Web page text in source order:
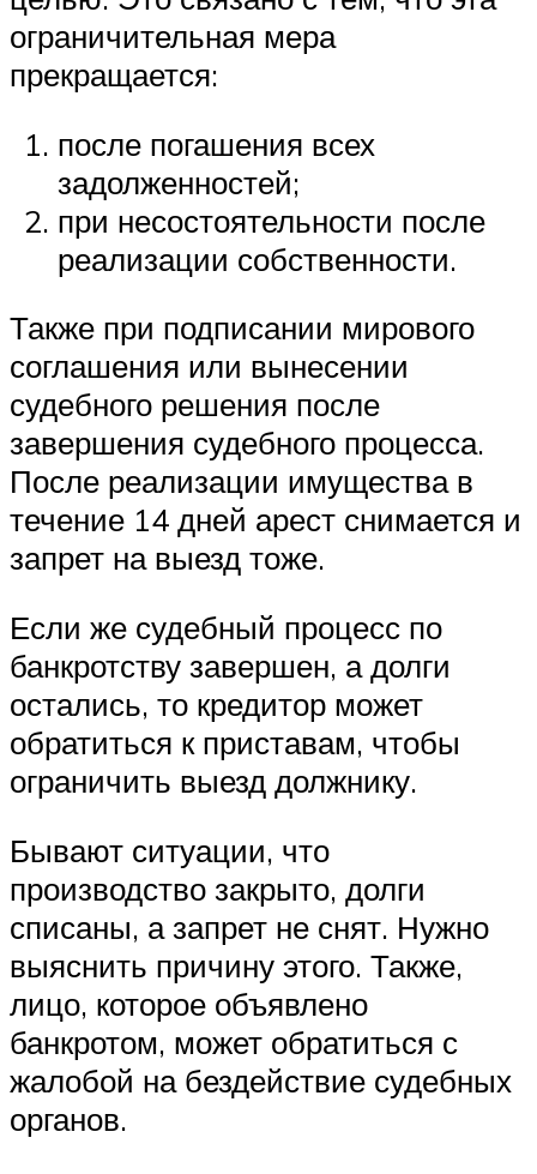
ограничительная мера
прекращается:
после погашения всех
задолженностей;
при несостоятельности после
реализации собственности.
Также при подписании мирового
соглашения или вынесении
судебного решения после
завершения судебного процесса.
После реализации имущества в
течение 14 дней арест снимается и
запрет на выезд тоже.
Если же судебный процесс по
банкротству завершен, а долги
остались, то кредитор может
обратиться к приставам, чтобы
ограничить выезд должнику.
Бывают ситуации, что
производство закрыто, долги
списаны, а запрет не снят. Нужно
выяснить причину этого. Также,
лицо, которое объявлено
банкротом, может обратиться с
жалобой на бездействие судебных
органов.